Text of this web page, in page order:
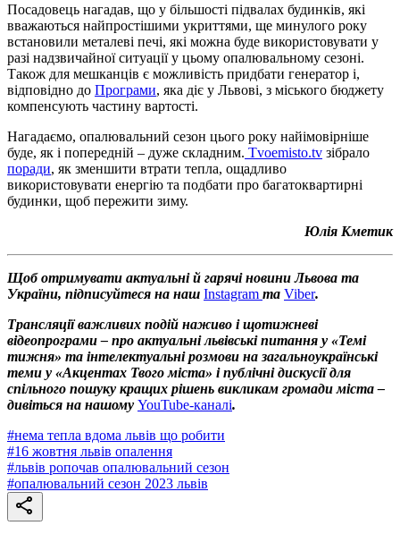
Посадовець нагадав, що у більшості підвалах будинків, які
вважаються найпростішими укриттями, ще минулого року
встановили металеві печі, які можна буде використовувати у
разі надзвичайної ситуації у цьому опалювальному сезоні.
Також для мешканців є можливість придбати генератор і,
відповідно до Програми, яка діє у Львові, з міського бюджету
компенсують частину вартості.
Нагадаємо, опалювальний сезон цього року найімовірніше
буде, як і попередній – дуже складним. Tvoemisto.tv зібрало
поради, як зменшити втрати тепла, ощадливо
використовувати енергію та подбати про багатоквартирні
будинки, щоб пережити зиму.
Юлія Кметик
Щоб отримувати актуальні й гарячі новини Львова та
України, підписуйтеся на наш Instagram та Viber.
Трансляції важливих подій наживо і щотижневі
відеопрограми – про актуальні львівські питання у «Темі
тижня» та інтелектуальні розмови на загальноукраїнські
теми у «Акцентах Твого міста» і публічні дискусії для
спільного пошуку кращих рішень викликам громади міста –
дивіться на нашому YouTube-каналі.
#нема тепла вдома львів що робити
#16 жовтня львів опалення
#львів ропочав опалювальний сезон
#опалювальний сезон 2023 львів